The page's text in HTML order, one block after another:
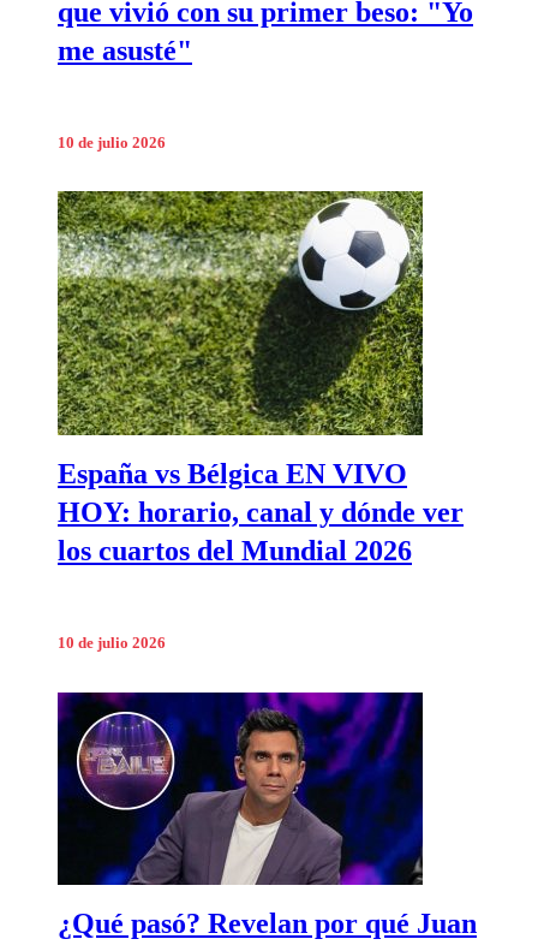
que vivió con su primer beso: "Yo
me asusté"
10 de julio 2026
España vs Bélgica EN VIVO
HOY: horario, canal y dónde ver
los cuartos del Mundial 2026
10 de julio 2026
¿Qué pasó? Revelan por qué Juan